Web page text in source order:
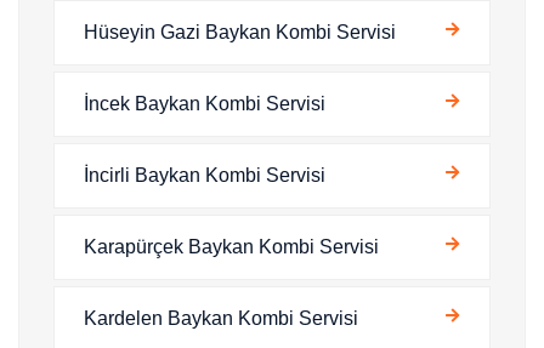
Hüseyin Gazi Baykan Kombi Servisi
İncek Baykan Kombi Servisi
İncirli Baykan Kombi Servisi
Karapürçek Baykan Kombi Servisi
Kardelen Baykan Kombi Servisi